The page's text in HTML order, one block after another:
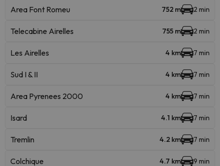
Area Font Romeu 752 m 2 min
Telecabine Airelles 755 m 2 min
Les Airelles 4 km 7 min
Sud I & II 4 km 7 min
Area Pyrenees 2000 4 km 7 min
Isard 4.1 km 7 min
Tremlin 4.2 km 7 min
Colchique 4.7 km 9 min